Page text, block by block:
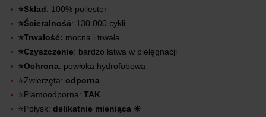
⭐Skład: 100% poliester
⭐Ścieralność: 130 000 cykli
⭐Trwałość: mocna i trwała
⭐Czyszczenie: bardzo łatwa w pielęgnacji
⭐Ochrona: powłoka hydrofobowa
⭐Zwierzęta: odporna
⭐Plamoodporna: TAK
⭐Połysk: delikatnie mieniąca ✳️